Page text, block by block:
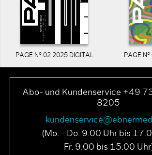
PAGE N° 02 2025 DIGITAL PAGE
Abo- und Kundenservice +49
8205
(Mo. - Do. 9.00 Uhr bis
Fr. 9.00 bis 15.00